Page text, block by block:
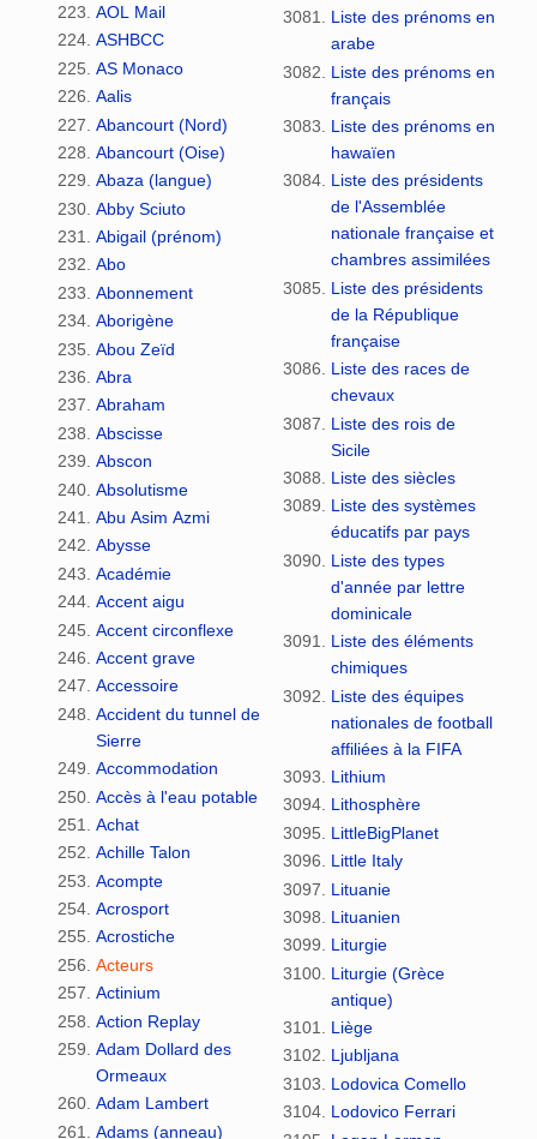
AOL Mail
ASHBCC
AS Monaco
Aalis
Abancourt (Nord)
Abancourt (Oise)
Abaza (langue)
Abby Sciuto
Abigail (prénom)
Abo
Abonnement
Aborigène
Abou Zeïd
Abra
Abraham
Abscisse
Abscon
Absolutisme
Abu Asim Azmi
Abysse
Académie
Accent aigu
Accent circonflexe
Accent grave
Accessoire
Accident du tunnel de
Sierre
Accommodation
Accès à l'eau potable
Achat
Achille Talon
Acompte
Acrosport
Acrostiche
Acteurs
Actinium
Action Replay
Adam Dollard des
Ormeaux
Adam Lambert
Adams (anneau)
Liste des prénoms en
arabe
Liste des prénoms en
français
Liste des prénoms en
hawaïen
Liste des présidents
de l'Assemblée
nationale française et
chambres assimilées
Liste des présidents
de la République
française
Liste des races de
chevaux
Liste des rois de
Sicile
Liste des siècles
Liste des systèmes
éducatifs par pays
Liste des types
d'année par lettre
dominicale
Liste des éléments
chimiques
Liste des équipes
nationales de football
affiliées à la FIFA
Lithium
Lithosphère
LittleBigPlanet
Little Italy
Lituanie
Lituanien
Liturgie
Liturgie (Grèce
antique)
Liège
Ljubljana
Lodovica Comello
Lodovico Ferrari